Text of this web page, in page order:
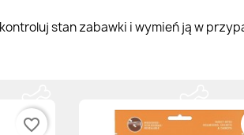
stan zabawki i wymień ją w
favorite_border